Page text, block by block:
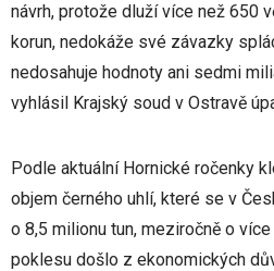
návrh, protože dluží více než 650
korun, nedokáže své závazky
nedosahuje hodnoty ani sedmi
vyhlásil Krajský soud v Ostravě
Podle aktuální Hornické ročenky
objem černého uhlí, které se v
o 8,5 milionu tun, meziročně o
poklesu došlo z ekonomických